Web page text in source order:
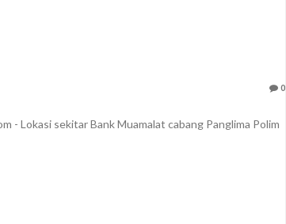
0
- Lokasi sekitar Bank Muamalat cabang Panglima Polim